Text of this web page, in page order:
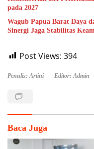
pada 2027
Wagub Papua Barat Daya
Sinergi Jaga Stabilitas
Post Views: 394
Penulis: Artini Editor: Admin
Baca Juga